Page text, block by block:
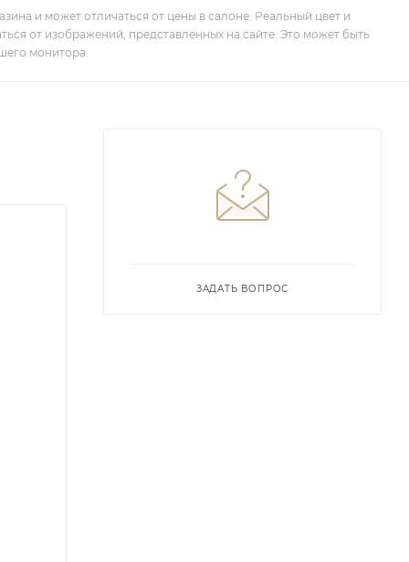
и может отличаться от цены в салоне. Реальный цвет и
от изображений, представленных на сайте. Это может быть
монитора.
ЗАДАТЬ ВОПРОС